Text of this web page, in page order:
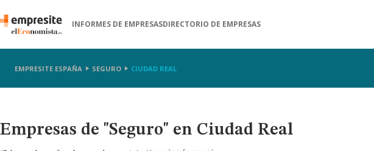
INFORMES DE EMPRESASDIRECTORIO DE EMPRESAS
EMPRESITE ESPAÑA SEGURO CIUDAD REAL
Empresas de "Seguro" en Ciudad Real